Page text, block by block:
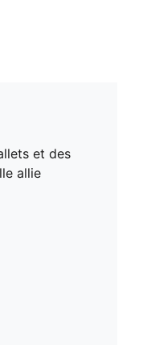
et des
allie